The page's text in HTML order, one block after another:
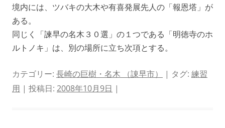
境内には、ツバキの大木や有喜発展先人の「報恩塔」が
ある。
同じく「諫早の名木３０選」の１つである「明徳寺のホ
ルトノキ」は、別の場所に立ち次項とする。
カテゴリー: 長崎の巨樹・名木 （諌早市） | タグ: 練習
用 | 投稿日: 2008年10月9日 |